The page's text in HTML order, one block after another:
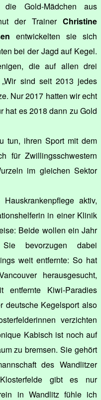
Gold-Mädchen aus
der Trainer Christine
entwickelten sie sich
bei der Jagd auf Kegel.
die auf allen drei
sind seit 2013 jedes
Nur 2017 hatten wir echt
hat es 2018 dann zu Gold
tun, ihren Sport mit dem
für Zwillingsschwestern
im gleichen Sektor
aktiv,
in einer Klinik
Beide wollen ein Jahr
Sie bevorzugen dabei
weit entfernte: So hat
herausgesucht,
Kiwi-Paradies
deutsche Kegelsport also
verzichten
Kabisch ist noch auf
zu bremsen. Sie gehört
des Wandlitzer
gibt es nur
in Wandlitz fühle ich